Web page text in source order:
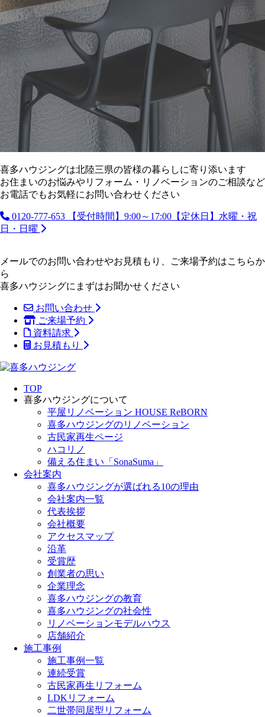
喜多ハウジングは北陸三県の皆様の暮らしに寄り添います
お住まいのお悩みやリフォーム・リノベーションのご相談など
お電話でもお気軽にお問い合わせください
0120-777-653
【受付時間】9:00～17:00【定休日】水曜・祝
日・日曜
メールでのお問い合わせやお見積もり、ご来場予約はこちらか
ら
喜多ハウジングにまずはお聞かせください
お問い合わせ
ご来場予約
資料請求
お見積もり
TOP
喜多ハウジングについて
平屋リノベーション HOUSE ReBORN
喜多ハウジングのリノベーション
古民家再生ページ
ハコリノ
備える住まい「SonaSuma」
会社案内
喜多ハウジングが選ばれる10の理由
会社案内一覧
代表挨拶
会社概要
アクセスマップ
沿革
受賞歴
創業者の思い
企業理念
喜多ハウジングの教育
喜多ハウジングの社会性
リノベーションモデルハウス
店舗紹介
施工事例
施工事例一覧
連続受賞
古民家再生リフォーム
LDKリフォーム
二世帯同居型リフォーム